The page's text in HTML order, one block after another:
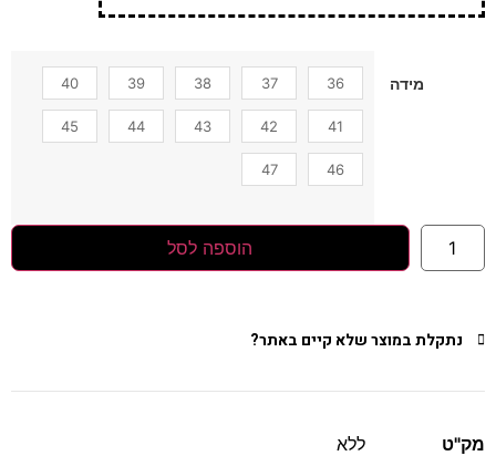
מידה 36
37
38
39
40
41
42
43
44
45
46
47
הוספה לסל
נתקלת במוצר שלא קיים באתר?
מק"ט
ללא